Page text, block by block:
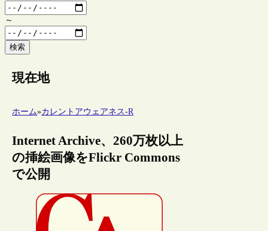
～
検索
現在地
ホーム»カレントアウェアネス-R
Internet Archive、260万枚以上
の挿絵画像をFlickr Commons
で公開